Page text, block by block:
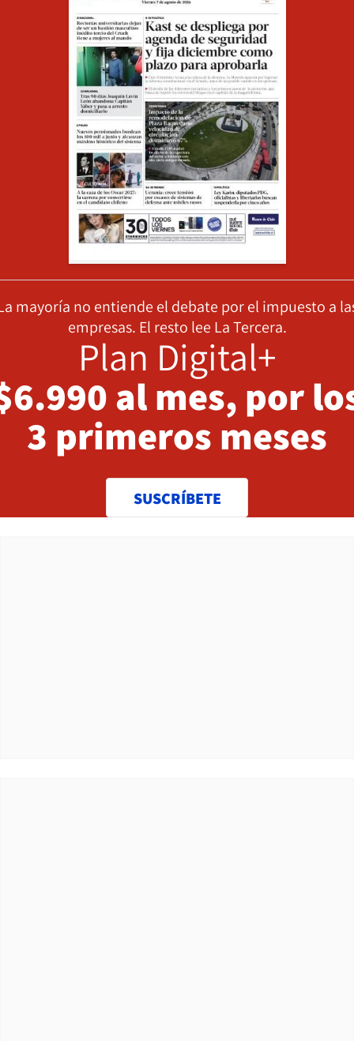
mayoría no entiende el debate por el impuesto a
empresas. El resto lee La Tercera.
Plan Digital+
al mes, por
3 primeros meses
SUSCRÍBETE